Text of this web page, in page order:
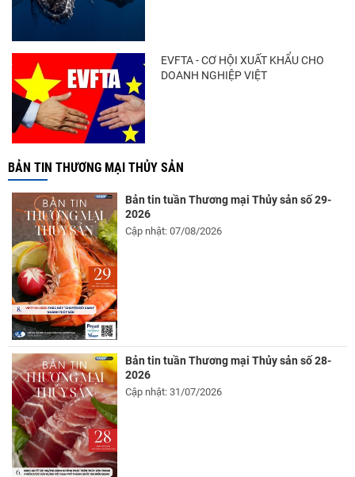
EVFTA - CƠ HỘI XUẤT KHẨU CHO
DOANH NGHIỆP VIỆT
BẢN TIN THƯƠNG MẠI THỦY SẢN
Bản tin tuần Thương mại Thủy sản số 29-
2026
Cập nhật: 07/08/2026
Bản tin tuần Thương mại Thủy sản số 28-
2026
Cập nhật: 31/07/2026